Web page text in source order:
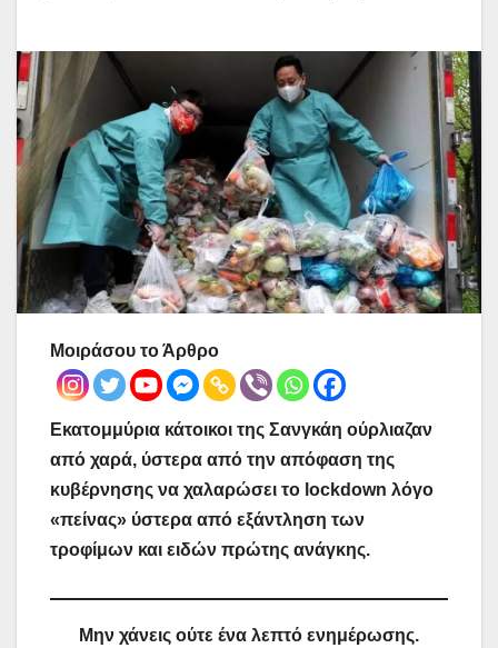
Μοιράσου το Άρθρο
Εκατομμύρια κάτοικοι της Σανγκάη ούρλιαζαν
από χαρά, ύστερα από την απόφαση της
κυβέρνησης να χαλαρώσει το lockdown λόγο
«πείνας» ύστερα από εξάντληση των
τροφίμων και ειδών πρώτης ανάγκης.
Μην χάνεις ούτε ένα λεπτό ενημέρωσης.